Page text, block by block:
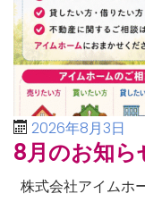
2026年8月3日
8月のお知ら
株式会社アイムホ